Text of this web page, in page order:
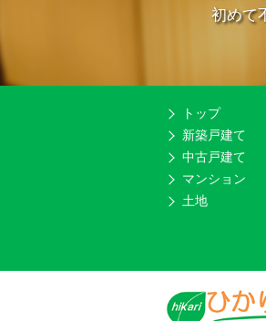
初めて
トップ
新築戸建て
中古戸建て
マンション
土地